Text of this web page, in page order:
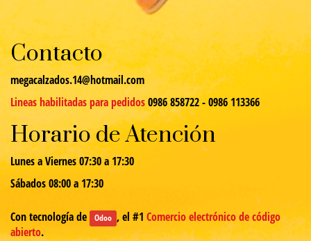
Contacto
megacalzados.14@hotmail.com
Lineas habilitadas para pedidos0986 858722 - 0986 113366
Horario de Atención
Lunes a Viernes 07:30 a 17:30
Sábados 08:00 a 17:30
Con tecnología de Odoo , el #1Comercio electrónico de código
abierto.